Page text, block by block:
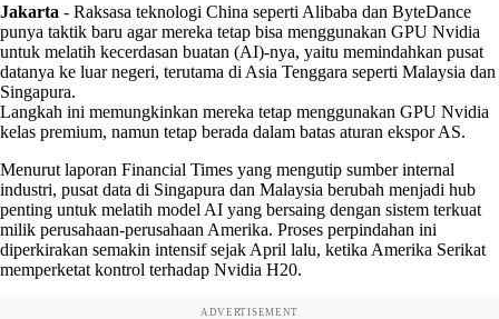
Jakarta - Raksasa teknologi China seperti Alibaba dan ByteDance
punya taktik baru agar mereka tetap bisa menggunakan GPU Nvidia
untuk melatih kecerdasan buatan (AI)-nya, yaitu memindahkan pusat
datanya ke luar negeri, terutama di Asia Tenggara seperti Malaysia dan
Singapura.
Langkah ini memungkinkan mereka tetap menggunakan GPU Nvidia
kelas premium, namun tetap berada dalam batas aturan ekspor AS.
Menurut laporan Financial Times yang mengutip sumber internal
industri, pusat data di Singapura dan Malaysia berubah menjadi hub
penting untuk melatih model AI yang bersaing dengan sistem terkuat
milik perusahaan-perusahaan Amerika. Proses perpindahan ini
diperkirakan semakin intensif sejak April lalu, ketika Amerika Serikat
memperketat kontrol terhadap Nvidia H20.
ADVERTISEMENT